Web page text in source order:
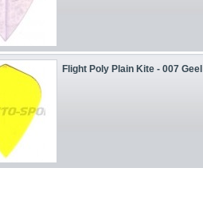
Flight Poly Plain Kite - 007 Geel